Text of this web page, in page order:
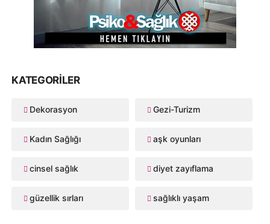
KATEGORILER
Dekorasyon Gezi-Turizm
Kadın Sağlığı aşk oyunları
cinsel sağlık diyet zayıflama
güzellik sırları sağlıklı yaşam